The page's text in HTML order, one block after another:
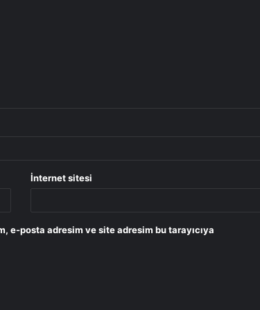
İnternet sitesi
e-posta adresim ve site adresim bu tarayıcıya